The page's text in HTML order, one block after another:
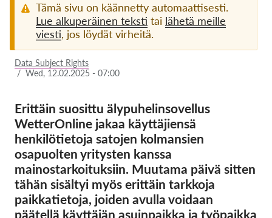
Exercise your rights!
Tue meitä!
Sponsorointi
Tax deductability
Jäsenten login
Meistä
Tiimi
Tämä sivu on käännetty automaattisesti.
Lue alkuperäinen teksti tai lähetä meille
viesti, jos löydät virheitä.
Data Subject Rights
/ Wed, 12.02.2025 - 07:00
Erittäin suosittu älypuhelinsovellus
WetterOnline jakaa käyttäjiensä
henkilötietoja satojen kolmansien
osapuolten yritysten kanssa
mainostarkoituksiin. Muutama päivä sitten
tähän sisältyi myös erittäin tarkkoja
paikkatietoja, joiden avulla voidaan
päätellä käyttäjän asuinpaikka ja työpaikka